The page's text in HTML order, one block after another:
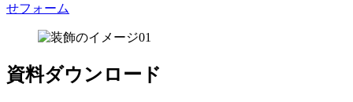
せフォーム
資料ダウンロード